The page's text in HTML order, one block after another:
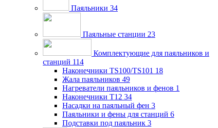
Паяльники 34
Паяльные станции 23
Комплектующие для паяльников и
станций 114
Наконечники TS100/TS101 18
Жала паяльников 49
Нагреватели паяльников и фенов 1
Наконечники T12 34
Насадки на паяльный фен 3
Паяльники и фены для станций 6
Подставки под паяльник 3